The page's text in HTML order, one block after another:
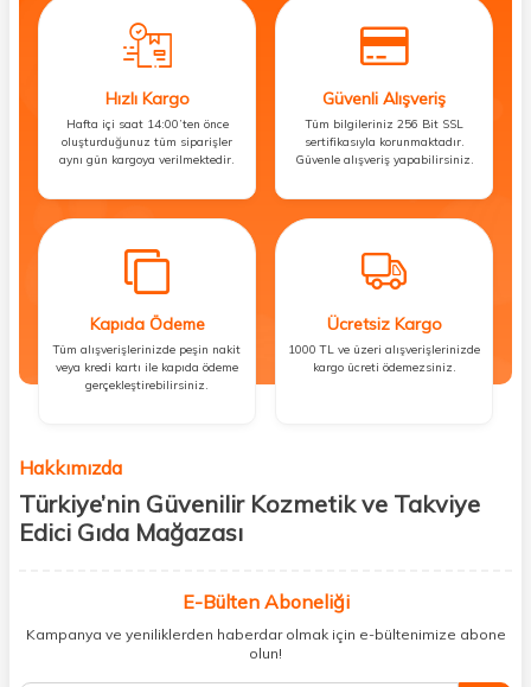
Hızlı Kargo
Hafta içi saat 14:00’ten önce
oluşturduğunuz tüm siparişler
aynı gün kargoya verilmektedir.
Güvenli Alışveriş
Tüm bilgileriniz 256 Bit SSL
sertifikasıyla korunmaktadır.
Güvenle alışveriş yapabilirsiniz.
Kapıda Ödeme
Tüm alışverişlerinizde peşin nakit
veya kredi kartı ile kapıda ödeme
gerçekleştirebilirsiniz.
Ücretsiz Kargo
1000 TL ve üzeri alışverişlerinizde
kargo ücreti ödemezsiniz.
Hakkımızda
Türkiye’nin Güvenilir Kozmetik ve Takviye
Edici Gıda Mağazası
kişisel bakım hem de takviye edici gıda ürünlerini sizlerle
buluşturuyoruz. Artık mağaza mağaza dolaşmanıza gerek yok;
ihtiyacınız olan her şeyi tek bir çatı altında topluyor ve kapınıza kadar
E-Bülten Aboneliği
Kampanya ve yeniliklerden haberdar olmak için e-bültenimize abone
olun!